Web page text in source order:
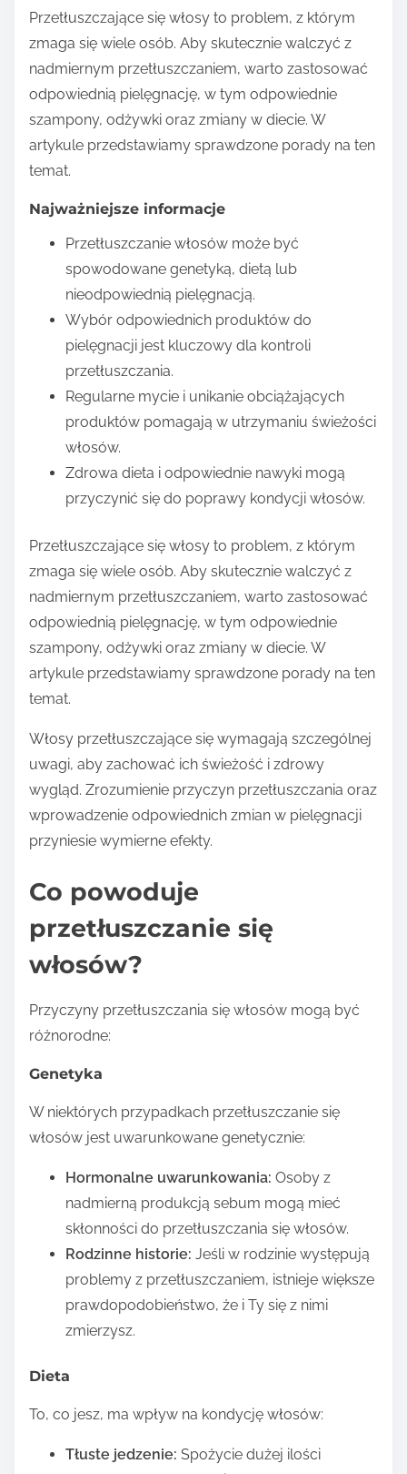
Przetłuszczające się włosy to problem, z którym
zmaga się wiele osób. Aby skutecznie walczyć z
nadmiernym przetłuszczaniem, warto zastosować
odpowiednią pielęgnację, w tym odpowiednie
szampony, odżywki oraz zmiany w diecie. W
artykule przedstawiamy sprawdzone porady na ten
temat.
Najważniejsze informacje
Przetłuszczanie włosów może być
spowodowane genetyką, dietą lub
nieodpowiednią pielęgnacją.
Wybór odpowiednich produktów do
pielęgnacji jest kluczowy dla kontroli
przetłuszczania.
Regularne mycie i unikanie obciążających
produktów pomagają w utrzymaniu świeżości
włosów.
Zdrowa dieta i odpowiednie nawyki mogą
przyczynić się do poprawy kondycji włosów.
Przetłuszczające się włosy to problem, z którym
zmaga się wiele osób. Aby skutecznie walczyć z
nadmiernym przetłuszczaniem, warto zastosować
odpowiednią pielęgnację, w tym odpowiednie
szampony, odżywki oraz zmiany w diecie. W
artykule przedstawiamy sprawdzone porady na ten
temat.
Włosy przetłuszczające się wymagają szczególnej
uwagi, aby zachować ich świeżość i zdrowy
wygląd. Zrozumienie przyczyn przetłuszczania oraz
wprowadzenie odpowiednich zmian w pielęgnacji
przyniesie wymierne efekty.
Co powoduje
przetłuszczanie się
włosów?
Przyczyny przetłuszczania się włosów mogą być
różnorodne:
Genetyka
W niektórych przypadkach przetłuszczanie się
włosów jest uwarunkowane genetycznie:
Hormonalne uwarunkowania: Osoby z
nadmierną produkcją sebum mogą mieć
skłonności do przetłuszczania się włosów.
Rodzinne historie: Jeśli w rodzinie występują
problemy z przetłuszczaniem, istnieje większe
prawdopodobieństwo, że i Ty się z nimi
zmierzysz.
Dieta
To, co jesz, ma wpływ na kondycję włosów:
Tłuste jedzenie: Spożycie dużej ilości